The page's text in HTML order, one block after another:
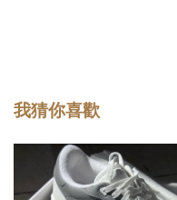
我猜你喜歡